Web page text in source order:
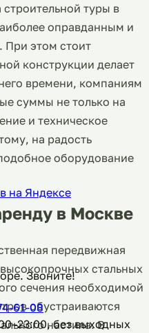
туры в
оправданным и
этом стоит
конструкции делает
времени, компаниям
суммы не только на
и техническое
на радость
оборудование
в Москве
передвижная
стальных
сечения необходимой
обустраиваются
настила. В
на Яндексе
Звоните!
61-08
без выходных